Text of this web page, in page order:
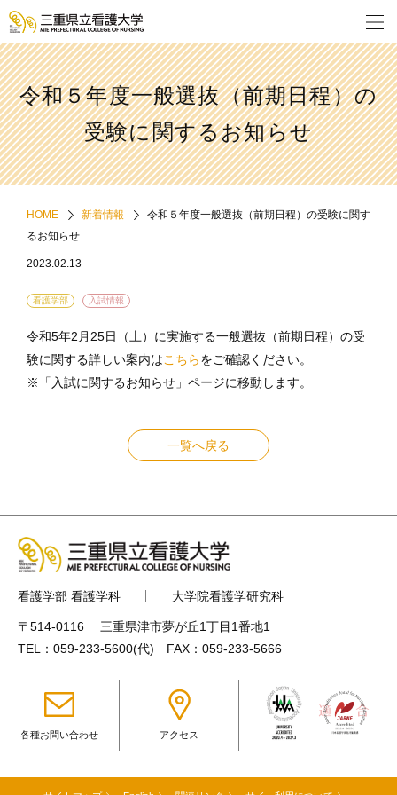
令和５年度一般選抜（前期日程）の
受験に関するお知らせ
HOME 新着情報
令和５年度一般選抜（前期日程）の受験に関す
るお知らせ
2023.02.13
看護学部 入試情報
令和5年2月25日（土）に実施する一般選抜（前期日程）の受
験に関する詳しい案内はこちらをご確認ください。
※「入試に関するお知らせ」ページに移動します。
一覧へ戻る
看護学部 看護学科 大学院看護学研究科
〒514-0116 三重県津市夢が丘1丁目1番地1
TEL： 059-233-5600(代) FAX：059-233-5666
各種お問い合わせ アクセス